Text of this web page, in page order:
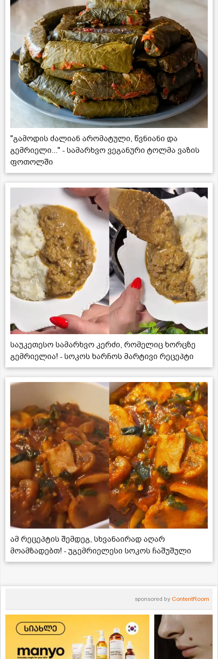
"გამოდის ძალიან არომატული, წვნიანი და
გემრიელი..." - სამარხვო ვეგანური ტოლმა ვაზის
ფოთოლში
საუკეთესო სამარხვო კერძი, რომელიც ხორცზე
გემრიელია! - სოკოს ხარჩოს მარტივი რეცეპტი
ამ რეცეპტის შემდეგ, სხვანაირად აღარ
მოამზადებთ! - უგემრიელესი სოკოს ჩაშუშული
sponsored by ContentRoom